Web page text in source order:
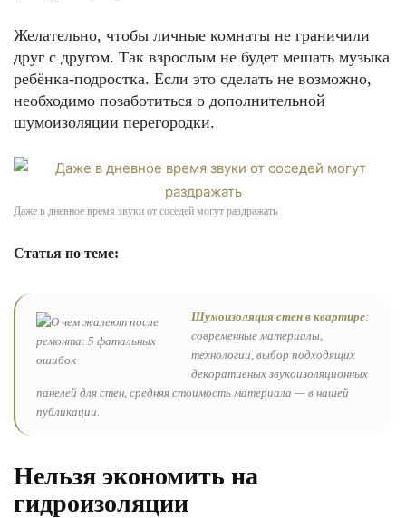
Желательно, чтобы личные комнаты не граничили
друг с другом. Так взрослым не будет мешать музыка
ребёнка-подростка. Если это сделать не возможно,
необходимо позаботиться о дополнительной
шумоизоляции перегородки.
Даже в дневное время звуки от соседей могут раздражать
Статья по теме:
Шумоизоляция стен в квартире:
современные материалы,
технологии, выбор подходящих
декоративных звукоизоляционных
панелей для стен, средняя стоимость материала — в нашей
публикации.
Нельзя экономить на
гидроизоляции